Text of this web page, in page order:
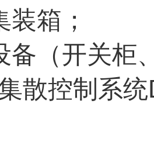
箱；
备（开关柜
散控制系统